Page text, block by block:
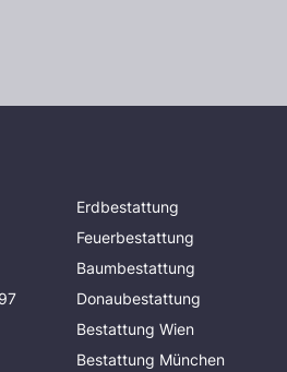
Erdbestattung
Feuerbestattung
Baumbestattung
Donaubestattung
Bestattung Wien
Bestattung München